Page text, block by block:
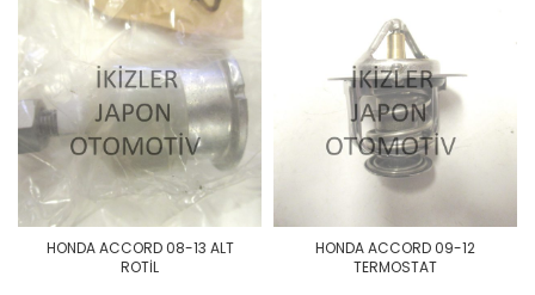
HONDA ACCORD 08-13 ALT
ROTİL
HONDA ACCORD 09-12
TERMOSTAT